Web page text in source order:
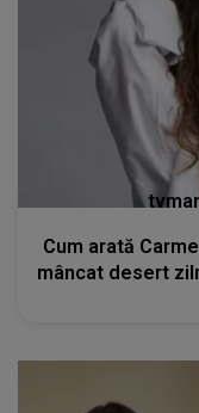
Cum arată
mâncat desert